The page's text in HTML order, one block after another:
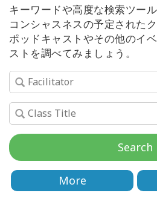
に
サ
イ
ン
ン
概
要
キーワードや高度な検索ツー
コンシャスネスの予定された
ポッドキャストやその他のイ
ストを調べてみましょう。
Search
More